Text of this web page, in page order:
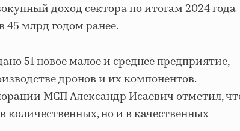
доход сектора по итогам 2024 года
45 млрд годом ранее.
51 новое малое и среднее предприятие,
дронов и их компонентов.
МСП Александр Исаевич отметил,
количественных, но и в качественных